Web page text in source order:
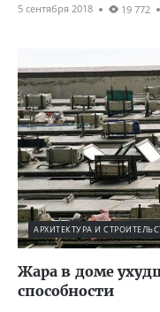
5 сентября 2018 19 772
АРХИТЕКТУРА И
Жара в доме
способности